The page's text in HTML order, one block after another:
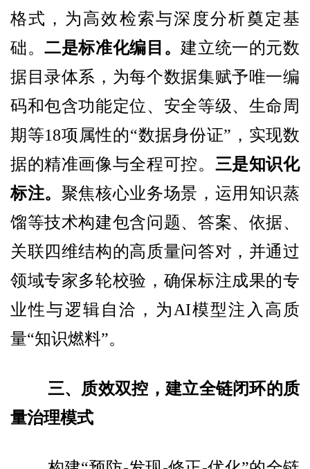
格式，为高效检索与深度分析奠定基
础。二是标准化编目。 建立统一的元数
据目录体系，为每个数据集赋予唯一编
码和包含功能定位、安全等级、生命周
期等18项属性的“数据身份证”，实现数
据的精准画像与全程可控。 三是知识化
标注。 聚焦核心业务场景，运用知识蒸
馏等技术构建包含问题、答案、依据、
关联四维结构的高质量问答对，并通过
领域专家多轮校验，确保标注成果的专
业性与逻辑自洽，为AI模型注入高质
量“知识燃料”。
三、质效双控，建立全链闭环的质
量治理模式